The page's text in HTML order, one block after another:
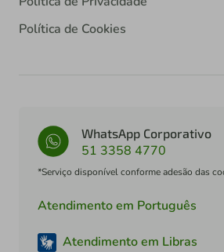
Política de Cookies
WhatsApp Corporativo
51 3358 4770
*Serviço disponível conforme adesão das
Atendimento em Português
Atendimento em Libras